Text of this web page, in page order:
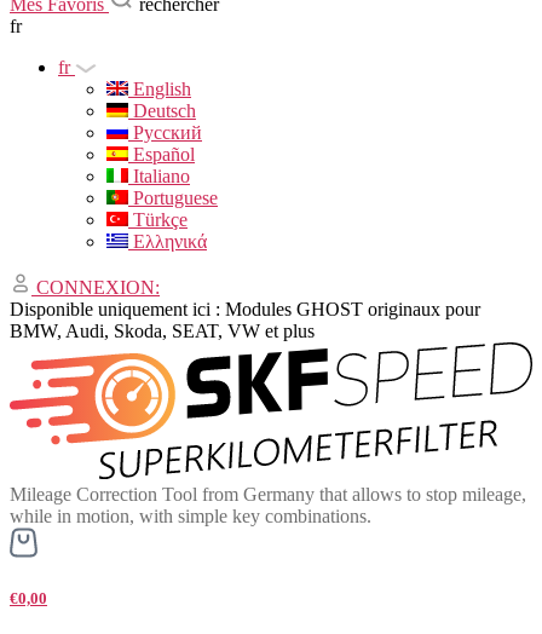
Mes Favoris
rechercher
fr
fr
English
Deutsch
Русский
Español
Italiano
Portuguese
Türkçe
Ελληνικά
CONNEXION:
Disponible uniquement ici : Modules GHOST originaux pour
BMW, Audi, Skoda, SEAT, VW et plus
Mileage Correction Tool from Germany that allows to stop mileage,
while in motion, with simple key combinations.
€0,00